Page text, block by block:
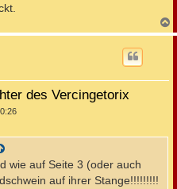
a
des Vercingetorix
wie auf Seite 3 (oder auch
auf ihrer Stange!!!!!!!!!